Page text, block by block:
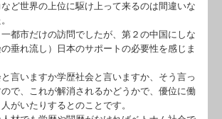
ど世界の上位に駆け上って来るのは間違いな
都市だけの訪問でしたが、第２の中国にしな
垂れ流し）日本のサポートの必要性を感じま
言いますか学歴社会と言いますか、そう言っ
で、これが解消されるかどうかで、優位に働
がいたりするとのことです。